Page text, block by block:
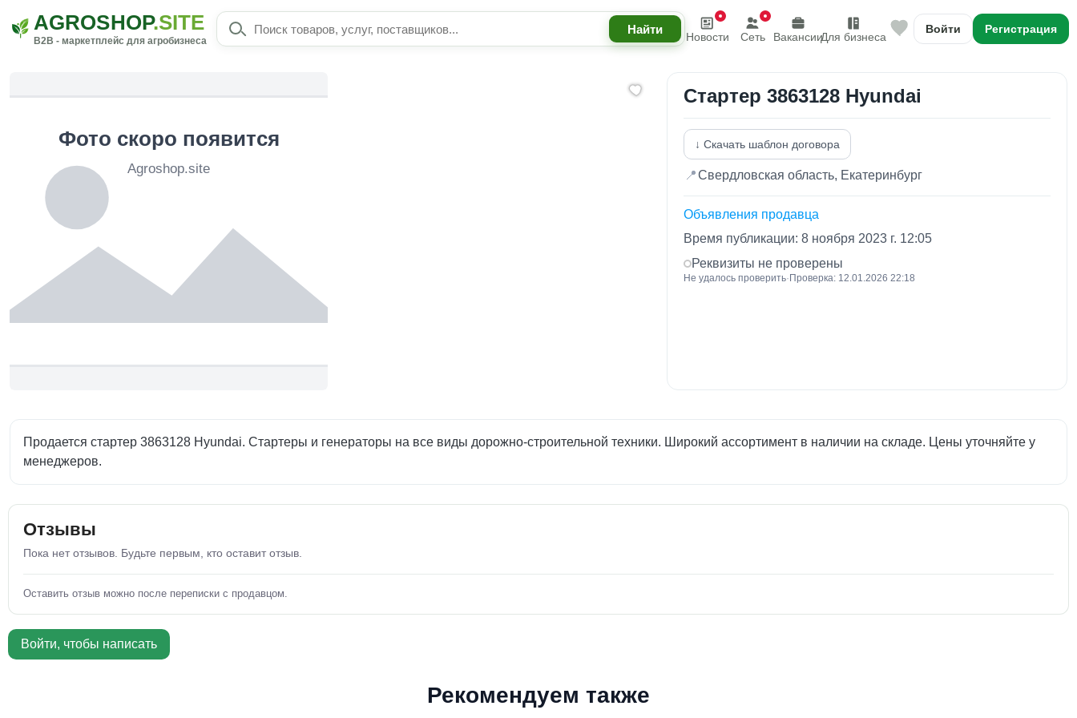
AGROSHOP.SITE
B2B - маркетплейс для агробизнеса Новости Сеть ВакансииДля бизнеса
Войти Регистрация
Стартер 3863128 Hyundai
↓ Скачать шаблон договора
📍Свердловская область, Екатеринбург
Объявления продавца
Время публикации: 8 ноября 2023 г. 12:05
Реквизиты не проверены
Не удалось проверить· Проверка: 12.01.2026 22:18
Продается стартер 3863128 Hyundai. Стартеры и генераторы на все виды дорожно-строительной техники. Широкий ассортимент в наличии на складе. Цены уточняйте у
менеджеров.
Отзывы
Пока нет отзывов. Будьте первым, кто оставит отзыв.
Оставить отзыв можно после переписки с продавцом.
Войти, чтобы написать
Рекомендуем также